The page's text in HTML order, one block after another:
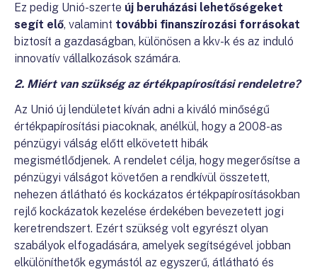
Ez pedig Unió-szerte új beruházási lehetőségeket
segít elő, valamint további finanszírozási forrásokat
biztosít a gazdaságban, különösen a kkv-k és az induló
innovatív vállalkozások számára.
2. Miért van szükség az értékpapírosítási rendeletre?
Az Unió új lendületet kíván adni a kiváló minőségű
értékpapírosítási piacoknak, anélkül, hogy a 2008-as
pénzügyi válság előtt elkövetett hibák
megismétlődjenek. A rendelet célja, hogy megerősítse a
pénzügyi válságot követően a rendkívül összetett,
nehezen átlátható és kockázatos értékpapírosításokban
rejlő kockázatok kezelése érdekében bevezetett jogi
keretrendszert. Ezért szükség volt egyrészt olyan
szabályok elfogadására, amelyek segítségével jobban
elkülöníthetők egymástól az egyszerű, átlátható és